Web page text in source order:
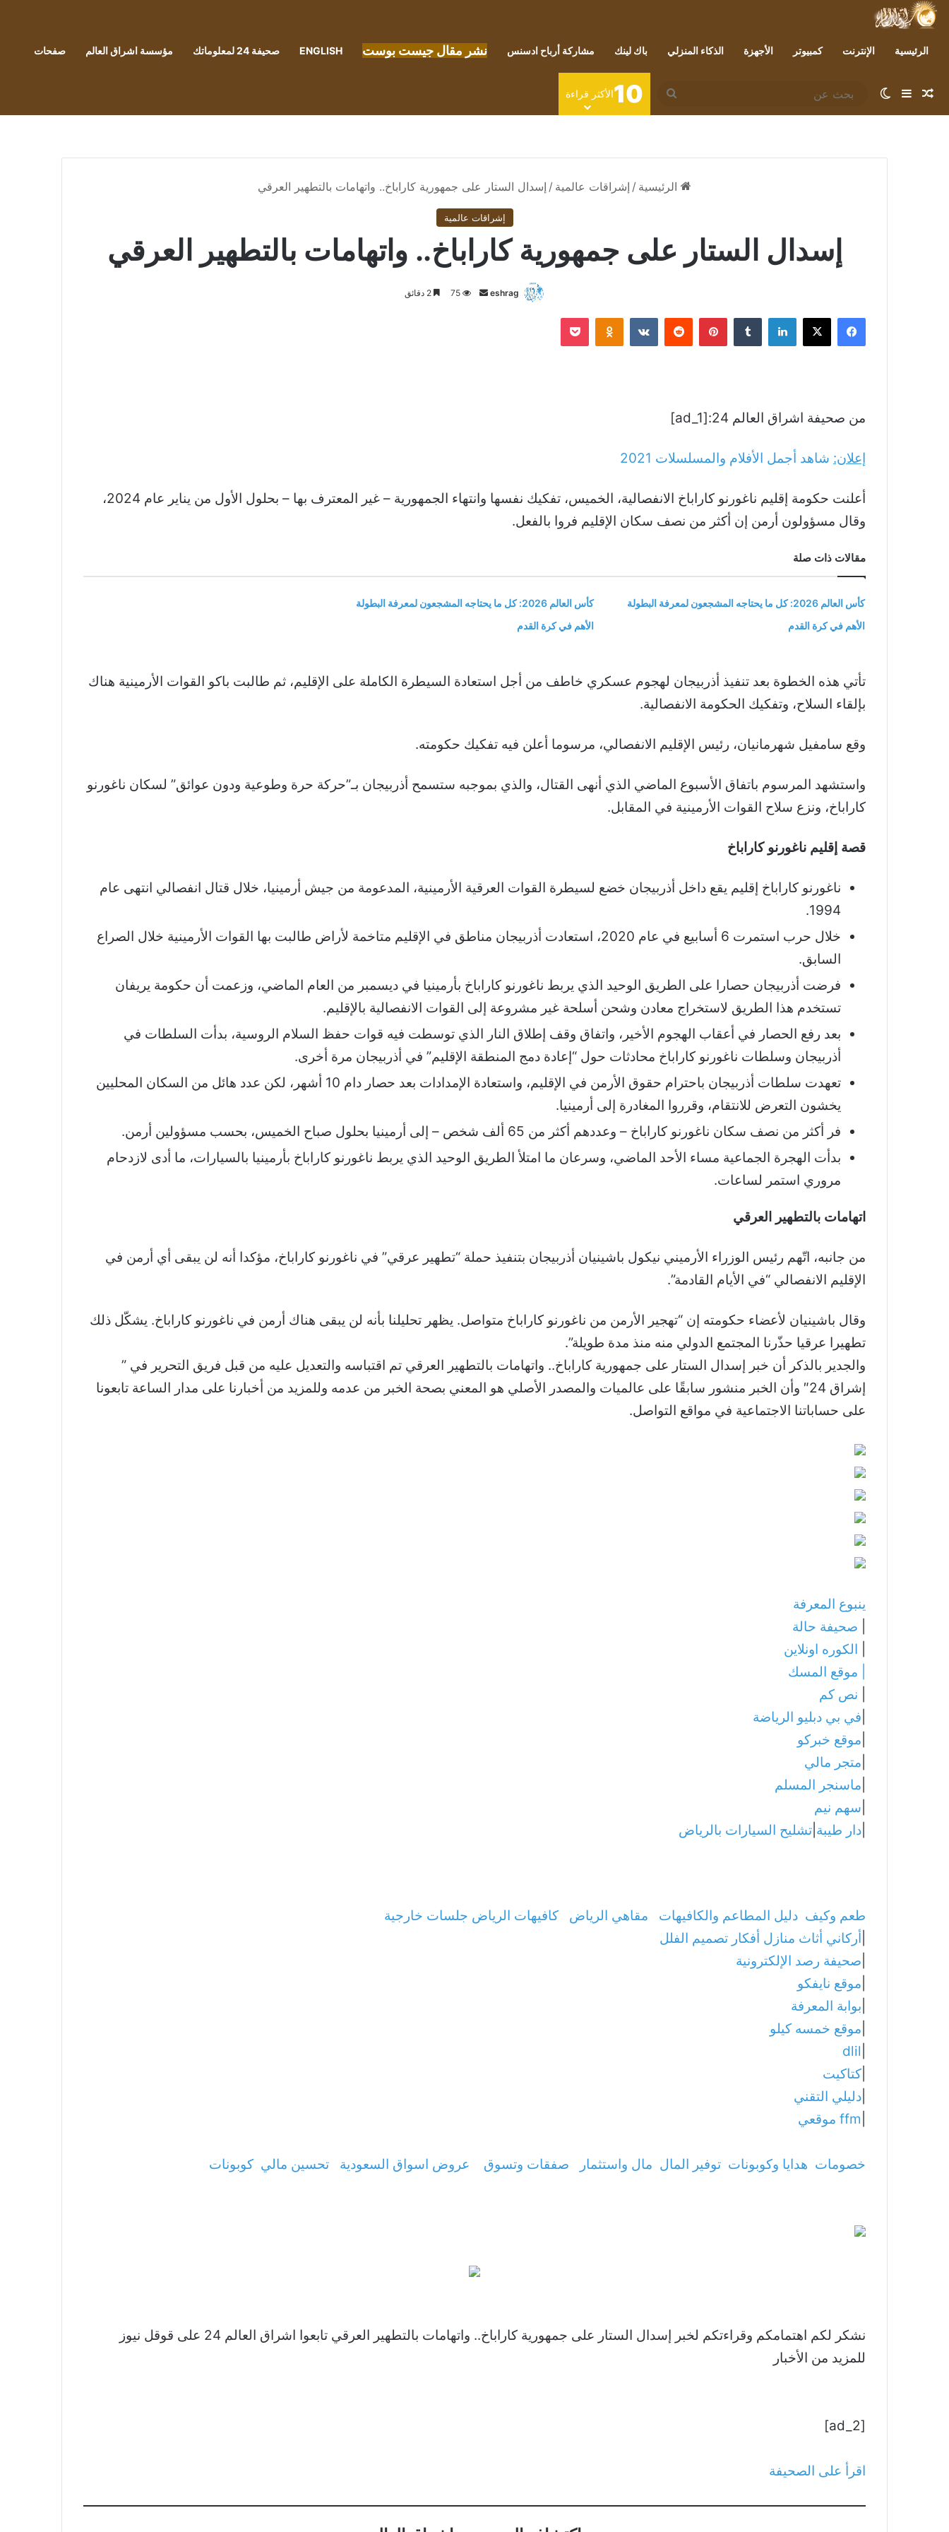
الرئيسية الإنترنت كمبيوتر الأجهزة الذكاء المنزلي باك لينك مشاركة أرباح ادسنس نشر مقال جيست بوست ENGLISH صحيفة 24 لمعلوماتك مؤسسة اشراق العالم صفحات
مقال عشوائي
إضافة عمود جانبي
الوضع المظلم
بحث
عن
10الأكثر قراءة
الرئيسية / إشراقات عالمية / إسدال الستار على جمهورية كاراباخ.. واتهامات بالتطهير العرقي
إشراقات عالمية
إسدال الستار على جمهورية كاراباخ.. واتهامات بالتطهير العرقي
eshrag
أرسل 75
فيسبوك
‫X لينكدإن بينتيريست Odnoklassniki
‫Pocket
من صحيفة اشراق العالم 24:[ad_1]
إعلان: شاهد أجمل الأفلام والمسلسلات 2021
أعلنت حكومة إقليم ناغورنو كاراباخ الانفصالية، الخميس، تفكيك نفسها وانتهاء الجمهورية – غير المعترف بها – بحلول الأول من يناير عام 2024،
وقال مسؤولون أرمن إن أكثر من نصف سكان الإقليم فروا بالفعل.
مقالات ذات صلة
كأس العالم 2026: كل ما يحتاجه المشجعون لمعرفة البطولة
الأهم في كرة القدم
كأس العالم 2026: كل ما يحتاجه المشجعون لمعرفة البطولة
الأهم في كرة القدم
تأتي هذه الخطوة بعد تنفيذ أذربيجان لهجوم عسكري خاطف من أجل استعادة السيطرة الكاملة على الإقليم، ثم طالبت باكو القوات الأرمينية هناك
بإلقاء السلاح، وتفكيك الحكومة الانفصالية.
وقع سامفيل شهرمانيان، رئيس الإقليم الانفصالي، مرسوما أعلن فيه تفكيك حكومته.
واستشهد المرسوم باتفاق الأسبوع الماضي الذي أنهى القتال، والذي بموجبه ستسمح أذربيجان بـ”حركة حرة وطوعية ودون عوائق” لسكان ناغورنو
كاراباخ، ونزع سلاح القوات الأرمينية في المقابل.
قصة إقليم ناغورنو كاراباخ
ناغورنو كاراباخ إقليم يقع داخل أذربيجان خضع لسيطرة القوات العرقية الأرمينية، المدعومة من جيش أرمينيا، خلال قتال انفصالي انتهى عام
1994.
خلال حرب استمرت 6 أسابيع في عام 2020، استعادت أذربيجان مناطق في الإقليم متاخمة لأراض طالبت بها القوات الأرمينية خلال الصراع
السابق.
فرضت أذربيجان حصارا على الطريق الوحيد الذي يربط ناغورنو كاراباخ بأرمينيا في ديسمبر من العام الماضي، وزعمت أن حكومة يريفان
تستخدم هذا الطريق لاستخراج معادن وشحن أسلحة غير مشروعة إلى القوات الانفصالية بالإقليم.
بعد رفع الحصار في أعقاب الهجوم الأخير، واتفاق وقف إطلاق النار الذي توسطت فيه قوات حفظ السلام الروسية، بدأت السلطات في
أذربيجان وسلطات ناغورنو كاراباخ محادثات حول “إعادة دمج المنطقة الإقليم” في أذربيجان مرة أخرى.
تعهدت سلطات أذربيجان باحترام حقوق الأرمن في الإقليم، واستعادة الإمدادات بعد حصار دام 10 أشهر، لكن عدد هائل من السكان المحليين
يخشون التعرض للانتقام، وقرروا المغادرة إلى أرمينيا.
فر أكثر من نصف سكان ناغورنو كاراباخ – وعددهم أكثر من 65 ألف شخص – إلى أرمينيا بحلول صباح الخميس، بحسب مسؤولين أرمن.
بدأت الهجرة الجماعية مساء الأحد الماضي، وسرعان ما امتلأ الطريق الوحيد الذي يربط ناغورنو كاراباخ بأرمينيا بالسيارات، ما أدى لازدحام
مروري استمر لساعات.
اتهامات بالتطهير العرقي
من جانبه، اتّهم رئيس الوزراء الأرميني نيكول باشينيان أذربيجان بتنفيذ حملة “تطهير عرقي” في ناغورنو كاراباخ، مؤكدا أنه لن يبقى أي أرمن في
الإقليم الانفصالي “في الأيام القادمة”.
وقال باشينيان لأعضاء حكومته إن “تهجير الأرمن من ناغورنو كاراباخ متواصل. يظهر تحليلنا بأنه لن يبقى هناك أرمن في ناغورنو كاراباخ. يشكّل ذلك
تطهيرا عرقيا حذّرنا المجتمع الدولي منه منذ مدة طويلة”.
والجدير بالذكر أن خبر إسدال الستار على جمهورية كاراباخ.. واتهامات بالتطهير العرقي تم اقتباسه والتعديل عليه من قبل فريق التحرير في ”
إشراق 24″ وأن الخبر منشور سابقًا على عالميات والمصدر الأصلي هو المعني بصحة الخبر من عدمه وللمزيد من أخبارنا على مدار الساعة تابعونا
على حساباتنا الاجتماعية في مواقع التواصل.
ينبوع المعرفة
صحيفة حالة
الكوره اونلاين
موقع المسك
نص كم
في بي دبليو الرياضة
موقع خبركو
متجر مالي
ماسنجر المسلم
سهم نيم
دار طيبة تشليح السيارات بالرياض
طعم وكيف دليل المطاعم والكافيهات مقاهي الرياض
كافيهات الرياض جلسات خارجية
أركاني أثاث منازل أفكار تصميم الفلل
صحيفة رصد الإلكترونية
موقع نايفكو
بوابة المعرفة
موقع خمسه كيلو
dlil
كتاكيت
دليلي التقني
ffm موقعي
خصومات هدايا وكوبونات توفير المال مال واستثمار صفقات وتسوق عروض اسواق السعودية تحسين مالي كوبونات
نشكر لكم اهتمامكم وقراءتكم لخبر إسدال الستار على جمهورية كاراباخ.. واتهامات بالتطهير العرقي تابعوا اشراق العالم 24 على قوقل نيوز
للمزيد من الأخبار
[ad_2]
اقرأ على الصحيفة